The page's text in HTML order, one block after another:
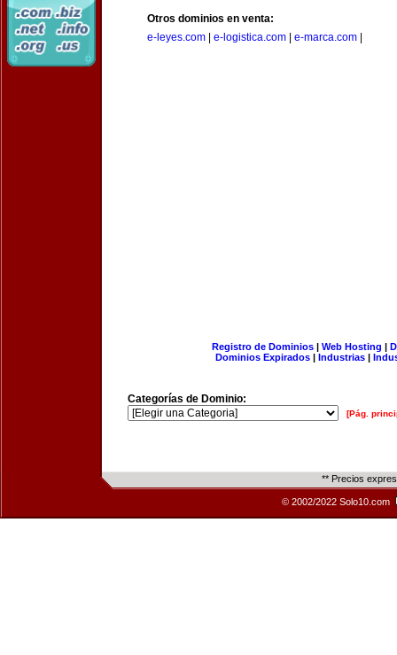
Otros dominios en venta:
e-leyes.com
e-logistica.com e-marca.com
Registro de Dominios| Web Hosting |
Dominios Expirados | Industrias |
Categorías de Dominio:
[Pág.
** Precios
© 2002/2022 Solo10.com